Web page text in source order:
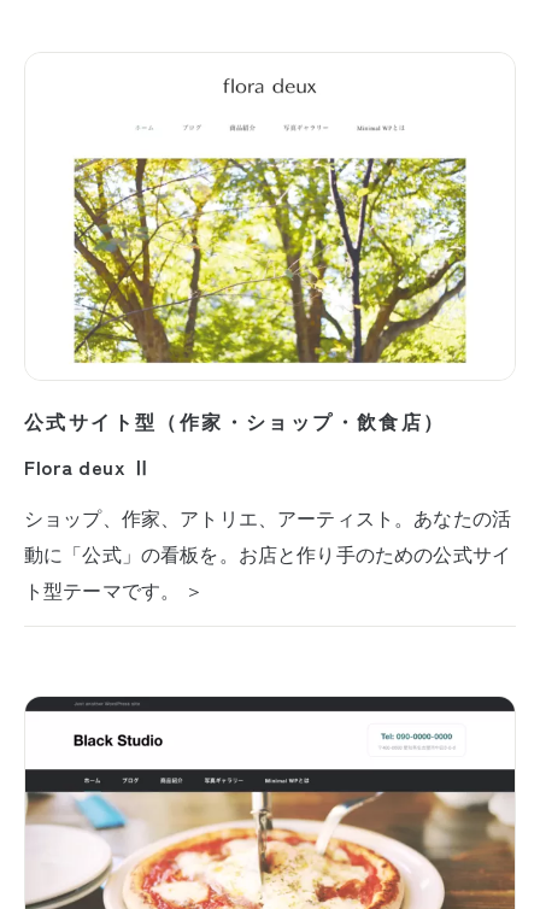
公式サイト型（作家・ショップ・飲食店）
Flora deux Ⅱ
ショップ、作家、アトリエ、アーティスト。あなたの活
動に「公式」の看板を。お店と作り手のための公式サイ
ト型テーマです。 ＞